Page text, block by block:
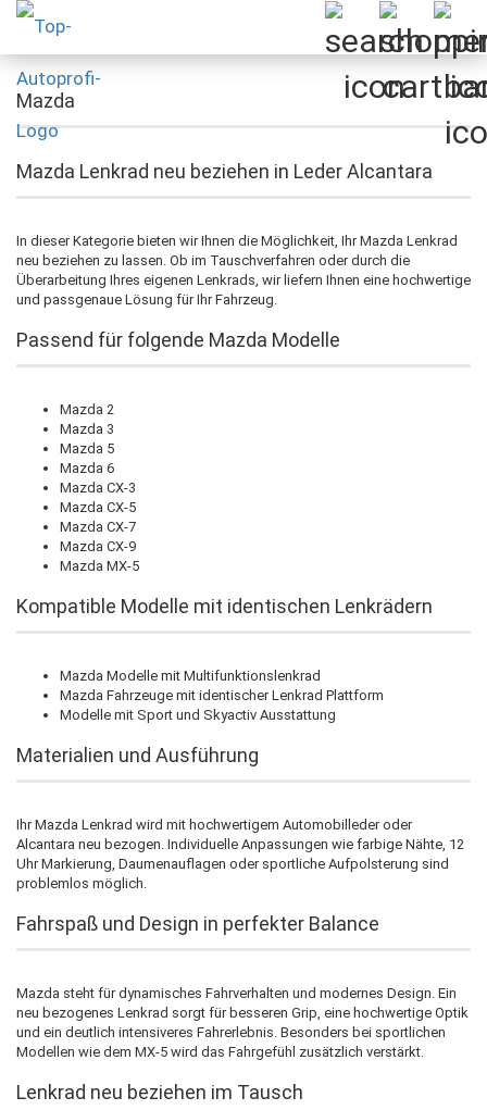
Mazda
Mazda Lenkrad neu beziehen in Leder Alcantara
In dieser Kategorie bieten wir Ihnen die Möglichkeit, Ihr Mazda Lenkrad
neu beziehen zu lassen. Ob im Tauschverfahren oder durch die
Überarbeitung Ihres eigenen Lenkrads, wir liefern Ihnen eine hochwertige
und passgenaue Lösung für Ihr Fahrzeug.
Passend für folgende Mazda Modelle
Mazda 2
Mazda 3
Mazda 5
Mazda 6
Mazda CX-3
Mazda CX-5
Mazda CX-7
Mazda CX-9
Mazda MX-5
Kompatible Modelle mit identischen Lenkrädern
Mazda Modelle mit Multifunktionslenkrad
Mazda Fahrzeuge mit identischer Lenkrad Plattform
Modelle mit Sport und Skyactiv Ausstattung
Materialien und Ausführung
Ihr Mazda Lenkrad wird mit hochwertigem Automobilleder oder
Alcantara neu bezogen. Individuelle Anpassungen wie farbige Nähte, 12
Uhr Markierung, Daumenauflagen oder sportliche Aufpolsterung sind
problemlos möglich.
Fahrspaß und Design in perfekter Balance
Mazda steht für dynamisches Fahrverhalten und modernes Design. Ein
neu bezogenes Lenkrad sorgt für besseren Grip, eine hochwertige Optik
und ein deutlich intensiveres Fahrerlebnis. Besonders bei sportlichen
Modellen wie dem MX-5 wird das Fahrgefühl zusätzlich verstärkt.
Lenkrad neu beziehen im Tausch